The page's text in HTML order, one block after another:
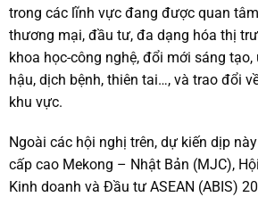
trong các lĩnh vực đang được quan
thương mại, đầu tư, đa dạng hóa thị
khoa học-công nghệ, đổi mới sáng
hậu, dịch bệnh, thiên tai…, và trao đổi
khu vực.
Ngoài các hội nghị trên, dự kiến dịp
cấp cao Mekong – Nhật Bản (MJC),
Kinh doanh và Đầu tư ASEAN (ABIS)